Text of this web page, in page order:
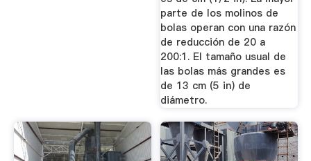
parte de los molinos de
bolas operan con una razón
de reducción de 20 a
200:1. El tamaño usual de
las bolas más grandes es
de 13 cm (5 in) de
diámetro.